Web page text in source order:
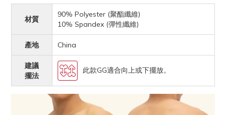
材質
90% Polyester (聚酯纖維)
10% Spandex (彈性纖維)
產地 China
建議
擺法
此款GG適合向上或下擺放。